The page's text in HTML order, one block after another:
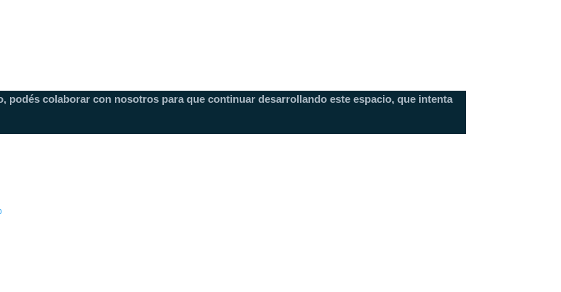
podés colaborar con nosotros para que continuar desarrollando este espacio, que intenta